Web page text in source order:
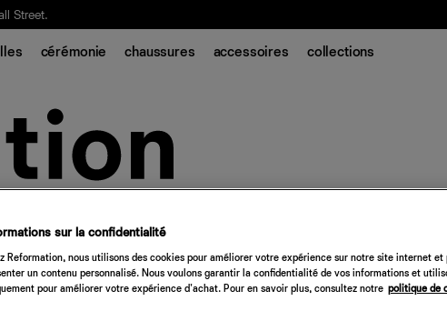
Street.
cérémonie chaussures accessoires collections
sur la confidentialité
Reformation, nous utilisons des cookies pour améliorer votre expérience sur notre site internet et
un contenu personnalisé. Nous voulons garantir la confidentialité de vos informations et
pour améliorer votre expérience d'achat. Pour en savoir plus, consultez notre politique de